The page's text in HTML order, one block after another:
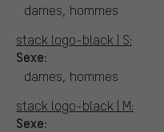
dames, hommes
stack logo-black | S:
Sexe:
dames, hommes
stack logo-black | M:
Sexe: